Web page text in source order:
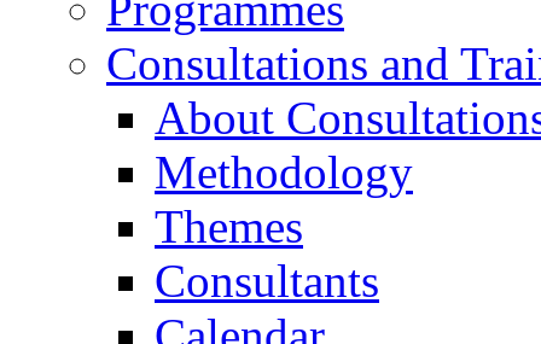
Consultations and
About
Methodology
Themes
Consultants